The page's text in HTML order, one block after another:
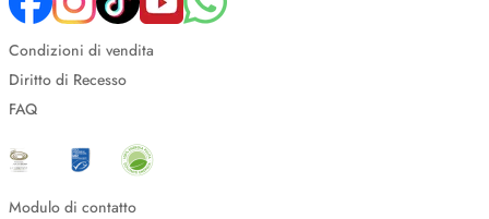
Condizioni di vendita
Diritto di Recesso
FAQ
Modulo di contatto